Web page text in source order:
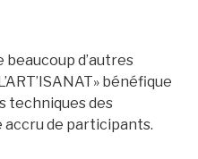
beaucoup d’autres
bénéfique
techniques des
accru de participants.